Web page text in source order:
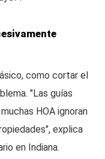
como cortar el
"Las guías
HOA ignoran
explica
en Indiana.